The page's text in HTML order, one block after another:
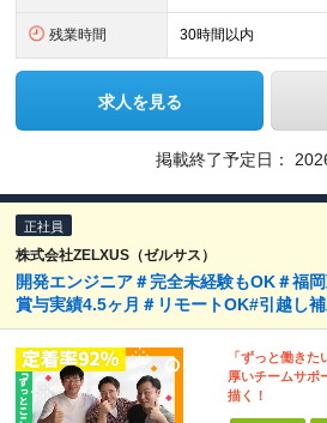
残業時間 30時間以内
求人を見る
掲載終了予定日：
正社員
株式会社ZELXUS（ゼルサス）
開発エンジニア＃完全未経験もOK＃福
賞与実績4.5ヶ月＃リモートOK#引越し
「ずっと働き
厚いチームサポ
描く！